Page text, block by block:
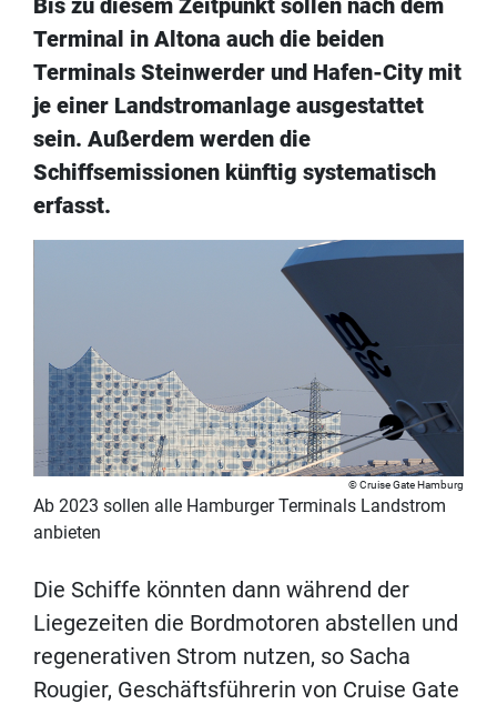
Bis zu diesem Zeitpunkt sollen nach dem
Terminal in Altona auch die beiden
Terminals Steinwerder und Hafen-City mit
je einer Landstromanlage ausgestattet
sein. Außerdem werden die
Schiffsemissionen künftig systematisch
erfasst.
Cruise Gate Hamburg
Ab 2023 sollen alle Hamburger Terminals Landstrom
anbieten
Die Schiffe könnten dann während der
Liegezeiten die Bordmotoren abstellen und
regenerativen Strom nutzen, so Sacha
Rougier, Geschäftsführerin von Cruise Gate